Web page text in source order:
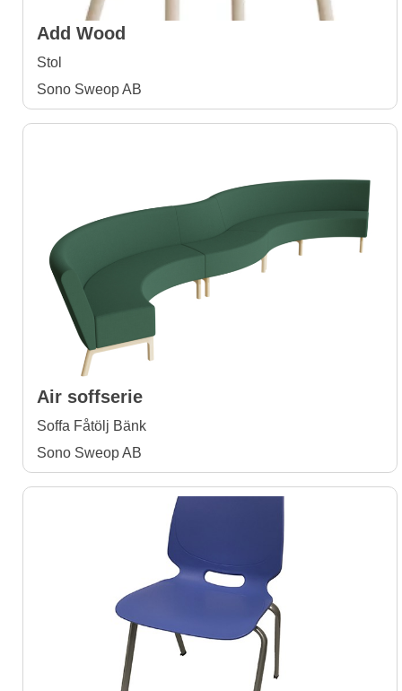
Add Wood
Stol
Sono Sweop AB
Air soffserie
Soffa Fåtölj Bänk
Sono Sweop AB